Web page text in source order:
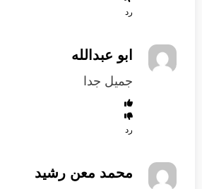
رد
ابو عبدالله
جميل جدا
رد
محمد معن رشيد